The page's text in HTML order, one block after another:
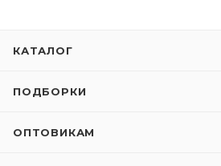
КАТАЛОГ
ПОДБОРКИ
ОПТОВИКАМ